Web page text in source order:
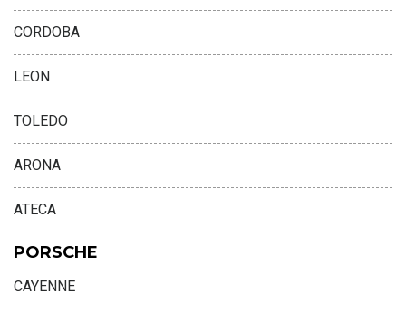
CORDOBA
LEON
TOLEDO
ARONA
ATECA
PORSCHE
CAYENNE